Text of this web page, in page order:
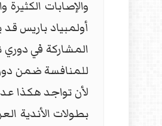
والإصابات
أولمبياد باريس
المشاركة في
لأن تواجد هكذا
بطولات الأندية